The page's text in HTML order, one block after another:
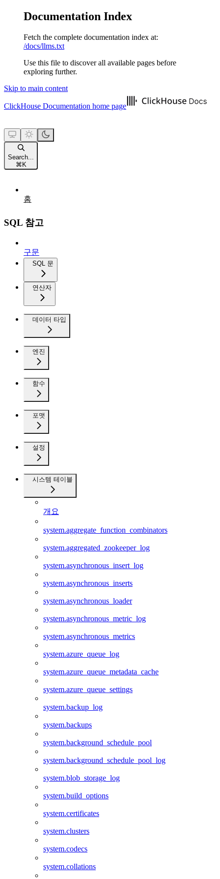
Documentation Index
Fetch the complete documentation index at:
/docs/llms.txt
Use this file to discover all available pages before
exploring further.
Skip to main content
ClickHouse Documentation home page
Search...
⌘ K
홈
SQL 참고
구문
SQL 문
연산자
데이터 타입
엔진
함수
포맷
설정
시스템 테이블
개요
system.aggregate_function_combinators
system.aggregated_zookeeper_log
system.asynchronous_insert_log
system.asynchronous_inserts
system.asynchronous_loader
system.asynchronous_metric_log
system.asynchronous_metrics
system.azure_queue_log
system.azure_queue_metadata_cache
system.azure_queue_settings
system.backup_log
system.backups
system.background_schedule_pool
system.background_schedule_pool_log
system.blob_storage_log
system.build_options
system.certificates
system.clusters
system.codecs
system.collations